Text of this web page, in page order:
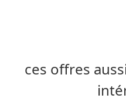
ces offres